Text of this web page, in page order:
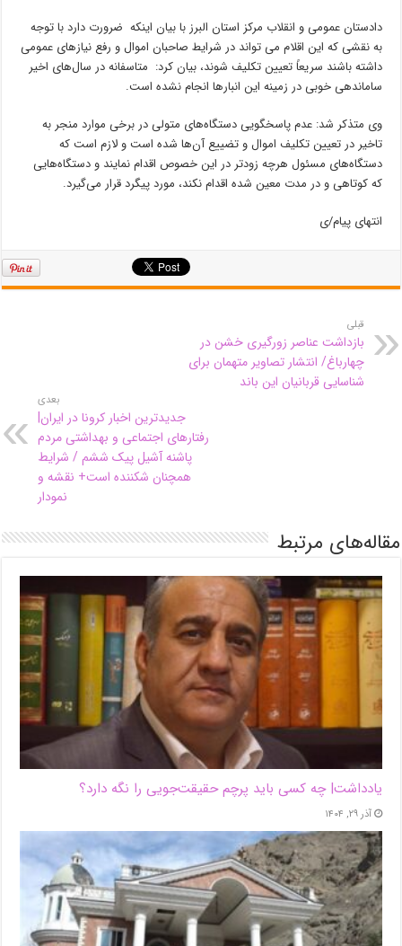
دادستان عمومی و انقلاب مرکز استان البرز با بیان اینکه ضرورت دارد با توجه
به نقشی که این اقلام می تواند در شرایط صاحبان اموال و رفع نیازهای عمومی
داشته باشند سریعاً تعیین تکلیف شوند، بیان کرد: متاسفانه در سال‌های اخیر
ساماندهی خوبی در زمینه این انبارها انجام نشده است.
وی متذکر شد: عدم پاسخگویی دستگاه‌های متولی در برخی موارد منجر به
تاخیر در تعیین تکلیف اموال و تضییع آن‌ها شده است و لازم است که
دستگاه‌های مسئول هرچه زودتر در این خصوص اقدام نمایند و دستگاه‌هایی
که کوتاهی و در مدت معین شده اقدام نکند، مورد پیگرد قرار می‌گیرد.
انتهای پیام/ی
قبلی
بازداشت عناصر زورگیری خشن در
چهارباغ/ انتشار تصاویر متهمان برای
شناسایی قربانیان این باند
بعدی
جدیدترین اخبار کرونا در ایران|
رفتارهای اجتماعی و بهداشتی مردم
پاشنه آشیل پیک ششم / شرایط
همچنان شکننده است+ نقشه و
نمودار
مقاله‌های مرتبط
یادداشت| ‌چه کسی باید پرچم حقیقت‌جویی را نگه دارد؟
آذر ۲۹, ۱۴۰۴